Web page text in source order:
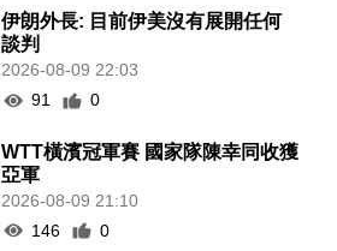
伊朗外長: 目前伊美沒有展開任何
談判
2026-08-09 22:03
91
0
WTT橫濱冠軍賽 國家隊陳幸同收獲
亞軍
2026-08-09 21:10
146
0